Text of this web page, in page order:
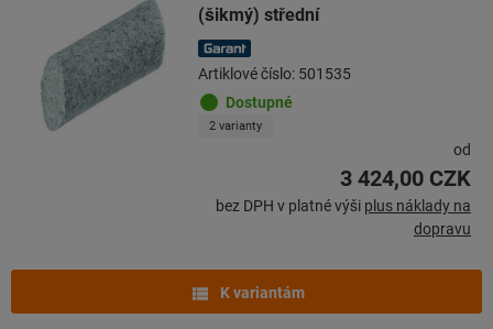
(šikmý) střední
Artiklové číslo: 501535
Dostupné
2 varianty
od
3 424,00 CZK
bez DPH v platné výši plus náklady na
dopravu
K variantám